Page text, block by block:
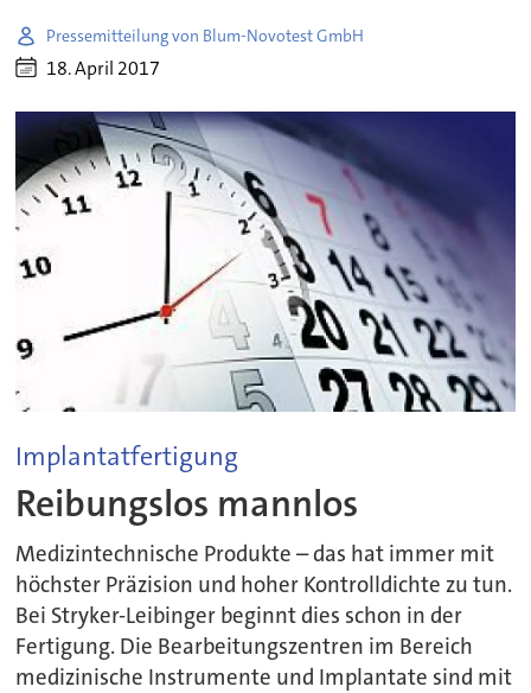
Pressemitteilung von Blum-Novotest GmbH
18. April 2017
Implantatfertigung
Reibungslos mannlos
Medizintechnische Produkte – das hat immer mit
höchster Präzision und hoher Kontrolldichte zu tun.
Bei Stryker-Leibinger beginnt dies schon in der
Fertigung. Die Bearbeitungszentren im Bereich
medizinische Instrumente und Implantate sind mit